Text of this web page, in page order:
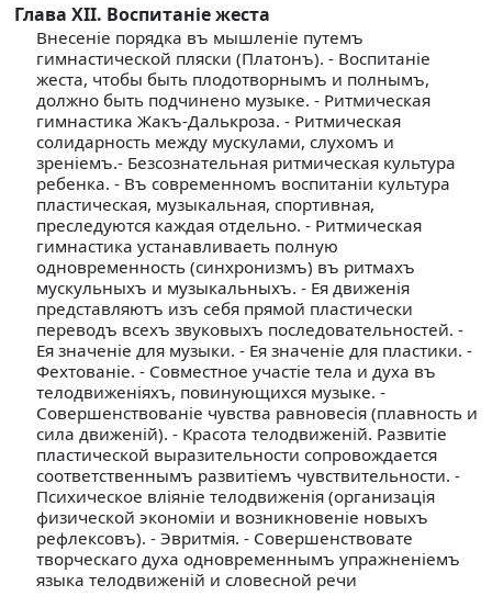
Глава XII. Воспитанiе жеста
Внесенiе порядка въ мышленiе путемъ
гимнастической пляски (Платонъ). - Воспитанiе
жеста, чтобы быть плодотворнымъ и полнымъ,
должно быть подчинено музыке. - Ритмическая
гимнастика Жакъ-Далькроза. - Ритмическая
солидарность между мускулами, слухомъ и
зренiемъ.- Безсознательная ритмическая культура
ребенка. - Въ современномъ воспитанiи культура
пластическая, музыкальная, спортивная,
преследуются каждая отдельно. - Ритмическая
гимнастика устанавливаеть полную
одновременность (синхронизмъ) въ ритмахъ
мускульныхъ и музыкальныхъ. - Ея движенiя
представляютъ изъ себя прямой пластически
переводъ всехъ звуковыхъ последовательностей. -
Ея значенiе для музыки. - Ея значенiе для пластики. -
Фехтованiе. - Совместное участiе тела и духа въ
телодвиженiяхъ, повинующихся музыке. -
Совершенствованiе чувства равновесiя (плавность и
сила движенiй). - Красота телодвиженiй. Развитiе
пластической выразительности сопровождается
соответственнымъ развитiемъ чувствительности. -
Психическое влiянiе телодвиженiя (организацiя
физической экономiи и возникновенiе новыхъ
рефлексовъ). - Эвритмiя. - Совершенствовате
творческаго духа одновременнымъ упражненiемъ
языка телодвиженiй и словесной речи